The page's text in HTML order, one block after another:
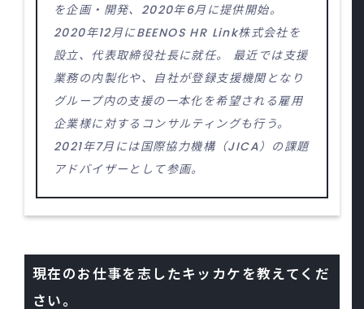
を企画・開発、2020年6月に提供開始。
2020年12月にBEENOS HR Link株式会社を
設立、代表取締役社長に就任。 最近では支援
業務の内製化や、自社が登録支援機関となり
グループ内の支援の一本化を希望される雇用
企業様に対するコンサルティングも行う。
2021年7月には国際協力機構（JICA）の課題
アドバイザーとして参画。
現在のお仕事を志したキッカケを教えてくだ
さい。